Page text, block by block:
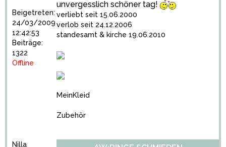
Beigetreten:
24/03/2009
12:42:53
Beiträge:
1322
Offline
unvergesslich schöner tag!
verliebt seit 15.06.2000
verlob seit 24.12.2006
standesamt & kirche 19.06.2010
MeinKleid
Zubehör
Nilla